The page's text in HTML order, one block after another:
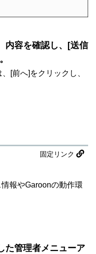
内容を確認し、[送信
[前へ]をクリックし、
固定リンク
報やGaroonの動作環
た管理者メニューア